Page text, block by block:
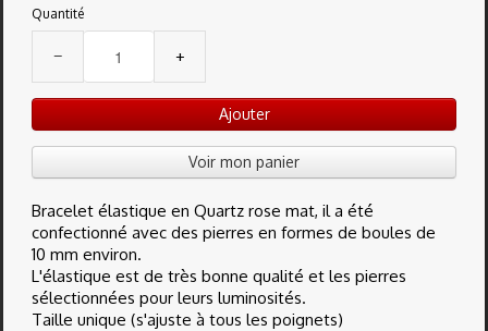
Quantité
− +
Ajouter
Voir mon panier
Bracelet élastique en Quartz rose mat, il a été
confectionné avec des pierres en formes de boules de
10 mm environ.
L'élastique est de très bonne qualité et les pierres
sélectionnées pour leurs luminosités.
Taille unique (s'ajuste à tous les poignets)